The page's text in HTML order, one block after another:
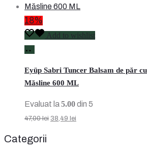
18%
Add to wishlist
coș
Eyüp Sabri Tuncer Balsam de păr
Măsline 600 ML
Evaluat la5.00din 5
47,00lei Prețul
38,49 lei
Categorii